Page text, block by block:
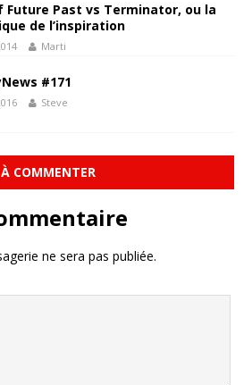
Future Past vs Terminator, ou la
de l’inspiration
Marti
#171
Steve
À COMMENTER
ne sera pas publiée.